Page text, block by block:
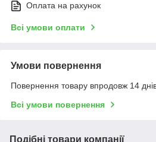
Оплата на рахунок
Всі умови оплати
Умови повернення
Повернення товару впродовж 14
Всі умови повернення
Подібні товари компанії